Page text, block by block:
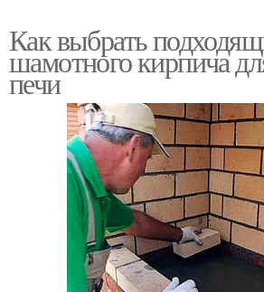
Как выбрать
шамотного кирпича
печи